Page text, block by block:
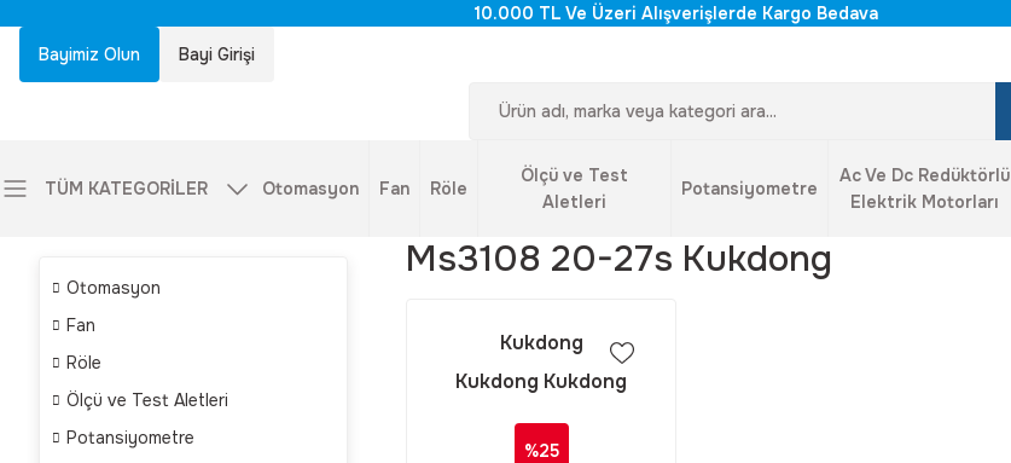
10.000 TL Ve Üzeri Alışverişlerde Kargo Bedava
Bayimiz Olun
Bayi Girişi
TÜM KATEGORİLER Otomasyon Fan Röle
Ölçü ve Test
Aletleri
Potansiyometre
Ac Ve Dc Redüktörlü
Elektrik Motorları
Otomasyon
Fan
Röle
Ölçü ve Test Aletleri
Potansiyometre
Ms3108 20-27s Kukdong
Kukdong
Kukdong Kukdong
14 Pinli 90 Derece Dişi
%25